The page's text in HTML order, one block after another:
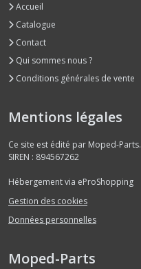
Accueil
Catalogue
Contact
Qui sommes nous ?
Conditions générales de vente
Mentions légales
Ce site est édité par Moped-Parts.
SIREN : 894567262
Hébergement via eProShopping
Gestion des cookies
Données personnelles
Moped-Parts